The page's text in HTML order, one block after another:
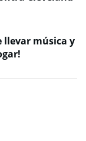
llevar música y